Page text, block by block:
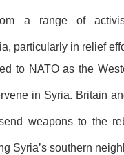
a range of
particularly in relief
to NATO as the
in Syria. Britain
weapons to the
Syria’s southern